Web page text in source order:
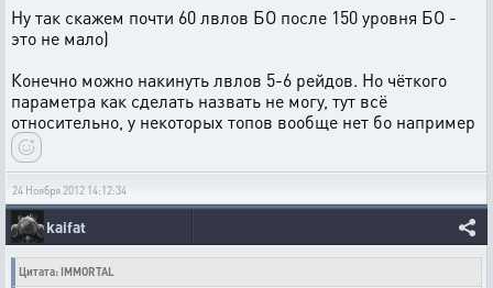
Ну так скажем почти 60 лвлов БО после 150 уровня БО -
это не мало)
Конечно можно накинуть лвлов 5-6 рейдов. Но чёткого
параметра как сделать назвать не могу, тут всё
относительно, у некоторых топов вообще нет бо например
24 Ноября 2012 14:12:34
kaifat
Цитата: IMMORTAL